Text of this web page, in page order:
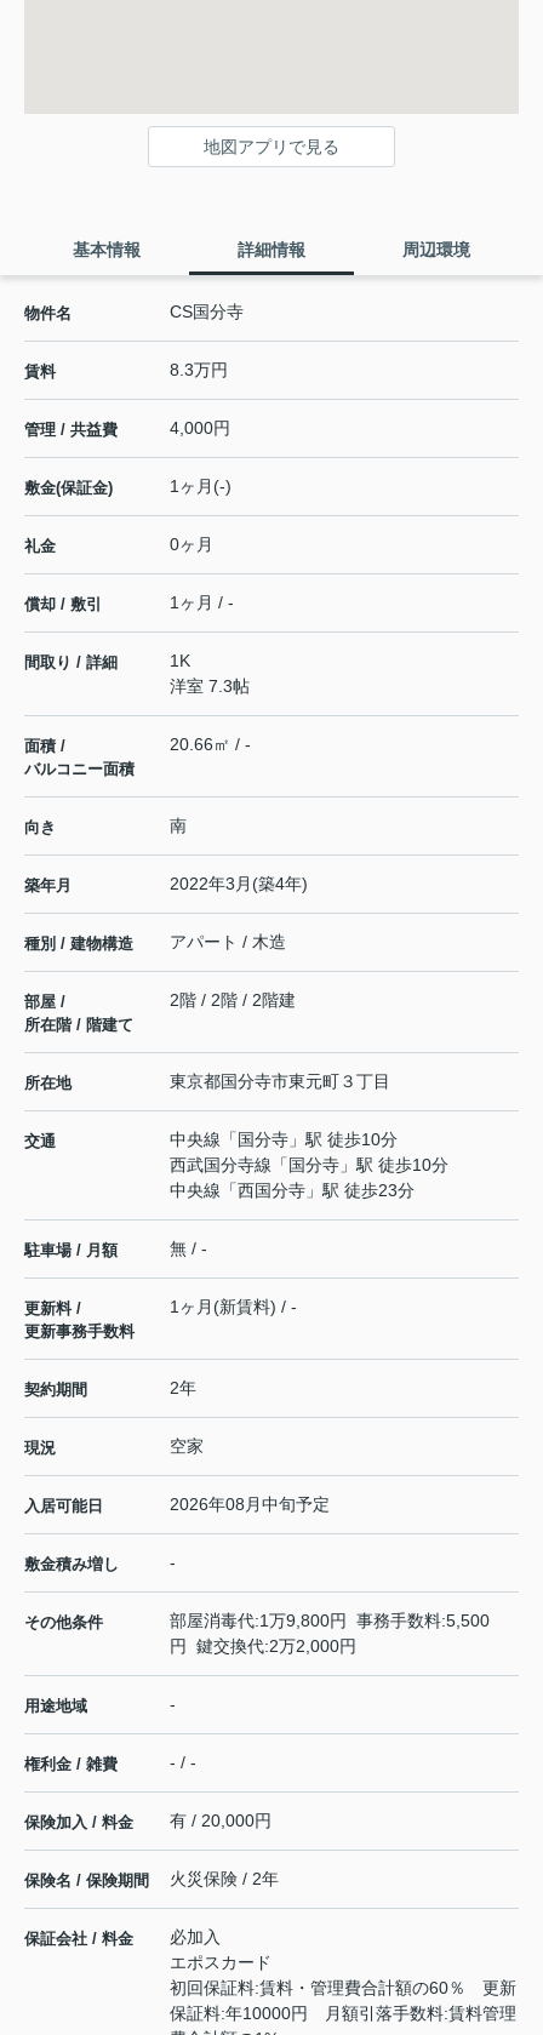
地図アプリで見る
基本情報 詳細情報 周辺環境
物件名 CS国分寺
賃料 8.3万円
管理 / 共益費 4,000円
敷金(保証金) 1ヶ月(-)
礼金 0ヶ月
償却 / 敷引 1ヶ月 / -
間取り / 詳細
1K
洋室 7.3帖
面積 /
バルコニー面積
20.66㎡ / -
向き 南
築年月 2022年3月(築4年)
種別 / 建物構造 アパート / 木造
部屋 /
所在階 / 階建て
2階 / 2階 / 2階建
所在地 東京都国分寺市東元町３丁目
交通 中央線 「 国分寺 」駅 徒歩10分
西武国分寺線 「 国分寺 」駅 徒歩10分
中央線 「西国分寺 」駅 徒歩23分
駐車場 / 月額 無 / -
更新料 /
更新事務手数料
1ヶ月(新賃料) / -
契約期間 2年
現況 空家
入居可能日 2026年08月中旬予定
敷金積み増し -
その他条件
部屋消毒代:1万9,800円 事務手数料:5,500
円 鍵交換代:2万2,000円
用途地域 -
権利金 / 雑費 - / -
保険加入 / 料金 有 / 20,000円
保険名 / 保険期間 火災保険 / 2年
保証会社 / 料金
必加入
エポスカード
初回保証料:賃料・管理費合計額の60％ 更新
保証料:年10000円 月額引落手数料:賃料管理